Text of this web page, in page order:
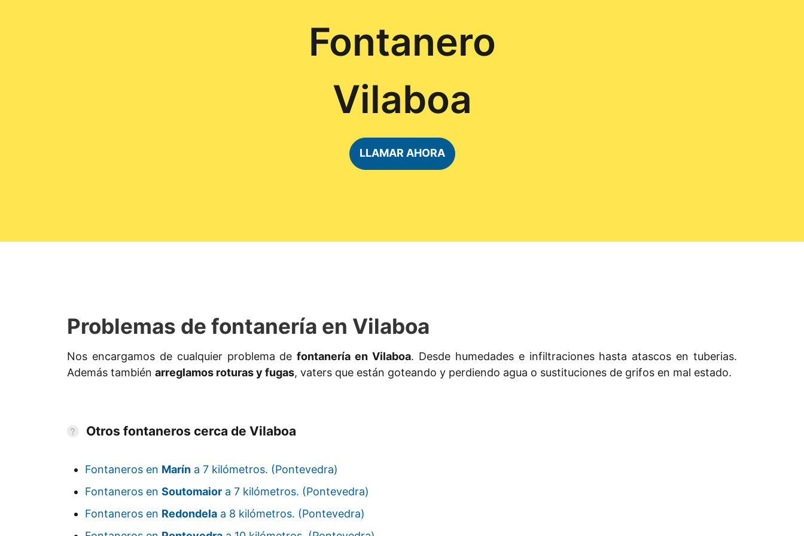
Fontanero
Vilaboa
LLAMAR AHORA
Problemas de fontanería en Vilaboa
Nos encargamos de cualquier problema defontanería en Vilaboa. Desde humedades e infiltraciones hasta atascos en tuberias.
Además también arreglamos roturas y fugas, vaters que están goteando y perdiendo agua o sustituciones de grifos en mal estado.
Otros fontaneros cerca de Vilaboa
Fontaneros en Marín a 7 kilómetros. (Pontevedra)
Fontaneros en Soutomaior a 7 kilómetros. (Pontevedra)
Fontaneros en Redondela a 8 kilómetros. (Pontevedra)